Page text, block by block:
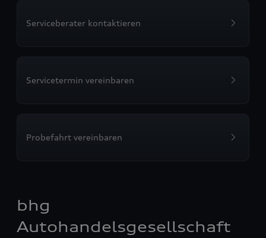
Serviceberater kontaktieren
Servicetermin vereinbaren
Probefahrt vereinbaren
bhg
Autohandelsgesellschaft